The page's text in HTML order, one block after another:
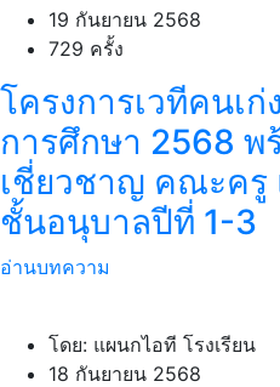
19 กันยายน 2568
729 ครั้ง
โครงการเวทีคนเ
การศึกษา 2568
เชี่ยวชาญ คณะครู
ชั้นอนุบาลปีที่ 1-3
อ่านบทความ
โดย: แผนกไอที โรงเรียน
18 กันยายน 2568